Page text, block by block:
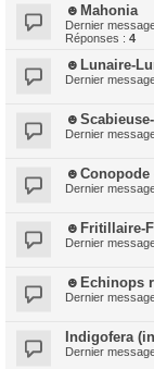
☻Mahonia
Dernier
Réponses : 4
☻Lunaire-
Dernier
Dernier
☻Conopode
Dernier
☻Fritillaire-
Dernier
☻Echinops
Dernier
Indigofera
Dernier